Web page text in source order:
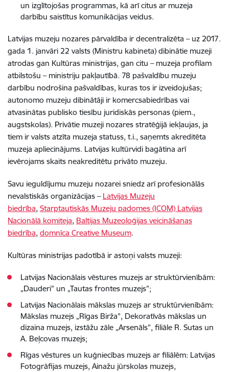
un izglītojošas programmas, kā arī citus ar muzeja
darbību saistītus komunikācijas veidus.
Latvijas muzeju nozares pārvaldība ir decentralizēta – uz 2017.
gada 1. janvāri 22 valsts (Ministru kabineta) dibinātie muzeji
atrodas gan Kultūras ministrijas, gan citu – muzeja profilam
atbilstošu – ministriju pakļautībā. 78 pašvaldību muzeju
darbību nodrošina pašvaldības, kuras tos ir izveidojušas;
autonomo muzeju dibinātāji ir komercsabiedrības vai
atvasinātas publisko tiesību juridiskās personas (piem.,
augstskolas). Privātie muzeji nozares stratēģijā iekļaujas, ja
tiem ir valsts atzīta muzeja statuss, t.i., saņemts akreditēta
muzeja apliecinājums. Latvijas kultūrvidi bagātina arī
ievērojams skaits neakreditētu privāto muzeju.
Savu ieguldījumu muzeju nozarei sniedz arī profesionālās
nevalstiskās organizācijas – Latvijas Muzeju
biedrība, Starptautiskās Muzeju padomes (ICOM) Latvijas
Nacionālā komiteja, Baltijas Muzeoloģijas veicināšanas
biedrība, domnīca Creative Museum.
Kultūras ministrijas padotībā ir astoņi valsts muzeji:
Latvijas Nacionālais vēstures muzejs ar struktūrvienībām:
„Dauderi” un „Tautas frontes muzejs”;
Latvijas Nacionālais mākslas muzejs ar struktūrvienībām:
Mākslas muzejs „Rīgas Birža”, Dekoratīvās mākslas un
dizaina muzejs, izstāžu zāle „Arsenāls”, filiāle R. Sutas un
A. Beļcovas muzejs;
Rīgas vēstures un kuģniecības muzejs ar filiālēm: Latvijas
Fotogrāfijas muzejs, Ainažu jūrskolas muzejs,